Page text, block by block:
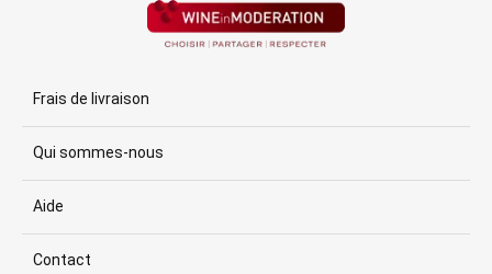
Frais de livraison
Qui sommes-nous
Aide
Contact